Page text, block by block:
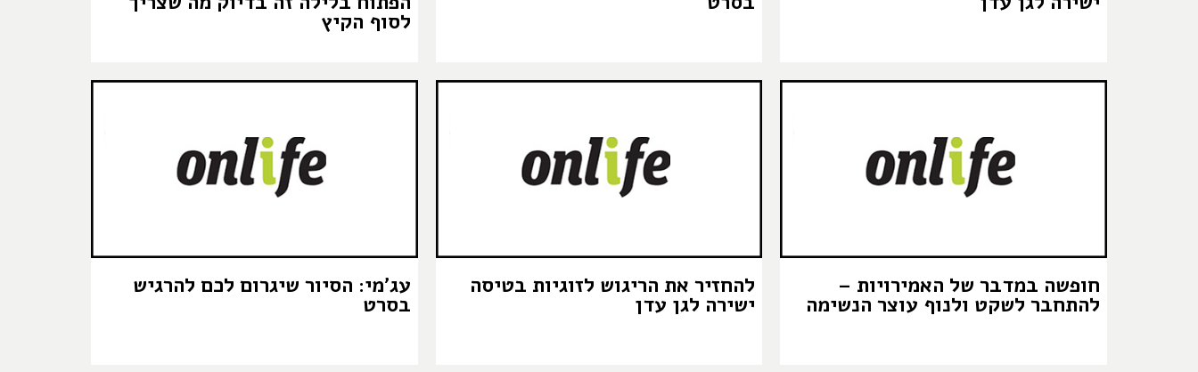
לסוף הקיץ
חופשה במדבר של האמירויות –
להתחבר לשקט ולנוף עוצר הנשימה
להחזיר את הריגוש לזוגיות בטיסה
ישירה לגן עדן
עג׳מי: הסיור שיגרום לכם להרגיש
בסרט